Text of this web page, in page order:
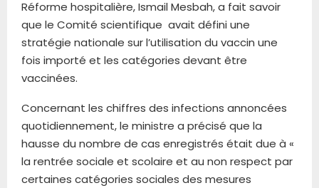
Réforme hospitalière, Ismail Mesbah, a fait savoir
que le Comité scientifique avait défini une
stratégie nationale sur l’utilisation du vaccin une
fois importé et les catégories devant être
vaccinées.
Concernant les chiffres des infections annoncées
quotidiennement, le ministre a précisé que la
hausse du nombre de cas enregistrés était due à «
la rentrée sociale et scolaire et au non respect par
certaines catégories sociales des mesures